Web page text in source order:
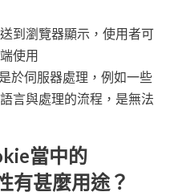
到瀏覽器顯示，使用者可
使用
於伺服器處理，例如一些
言與處理的流程，是無法
當中的
有甚麼用途？